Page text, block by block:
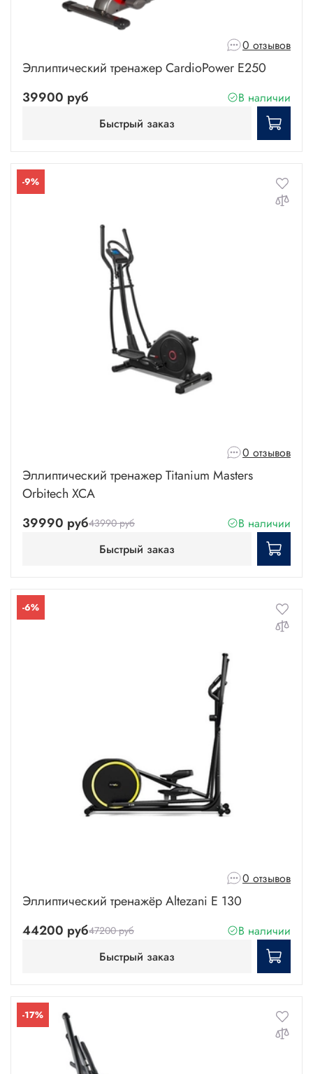
0 отзывов
Эллиптический тренажер CardioPower E250
39900 руб
В наличии
Быстрый заказ
-9%
0 отзывов
Эллиптический тренажер Titanium Masters
Orbitech XCA
39990 руб43990 руб
В наличии
Быстрый заказ
-6%
0 отзывов
Эллиптический тренажёр Altezani E 130
44200 руб47200 руб
В наличии
Быстрый заказ
-17%